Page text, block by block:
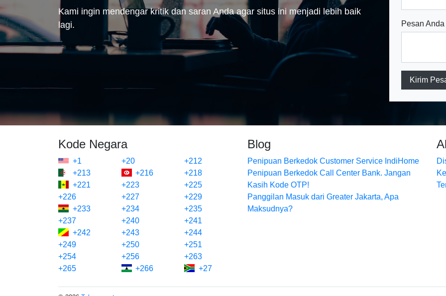
Kami ingin mendengar kritik dan saran Anda agar situs ini menjadi lebih baik
lagi.
Pesan Anda
Kirim
Kode Negara
+1 +20
+212
+213
+216
+218
+221
+223
+225
+226
+227
+229
+233
+234
+235
+237
+240
+241
+242
+243
+244
+249
+250
+251
+254
+256
+263
+265
+266 +27
Blog
Penipuan Berkedok Customer Service IndiHome
Penipuan Berkedok Call Center Bank. Jangan
Kasih Kode OTP!
Panggilan Masuk dari Greater Jakarta, Apa
Maksudnya?